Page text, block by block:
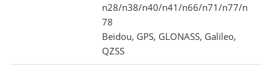
n28/n38/n40/n41/n66/n71/n77/n
78
Beidou, GPS, GLONASS, Galileo,
QZSS